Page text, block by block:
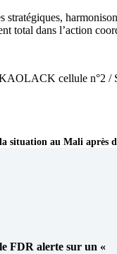
stratégiques,
total dans l’action
cellule n°2 /
situation au Mali après
FDR alerte sur un «